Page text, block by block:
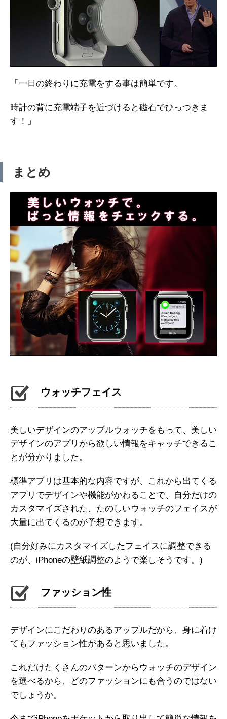
「一日の終わりに充電をする事は簡単です。
時計の背に充電端子を近づけると磁石でひっつきま
す！」
まとめ
ウォッチフェイス
美しいデザインのアップルウォッチをもって、美しい
デザインのアプリから欲しい情報をキャッチできるこ
とが分かりました。
標準アプリは基本的な内容ですが、これから出てくる
アプリでデザインや機能がかわることで、自分だけの
カスタマイズされた、たのしいウォッチのフェイスが
大量に出てくるのが予想できます。
(自分好みにカスタマイズしたフェイスに調整できる
のが、iPhoneの壁紙調整のようで楽しそうです。)
ファッション性
デザインにこだわりのあるアップルだから、身に着け
てもファッション性があると思いました。
これだけたくさんのパターンからウォッチのデザイン
を選べるから、どのファッションにも合うのではない
でしょうか。